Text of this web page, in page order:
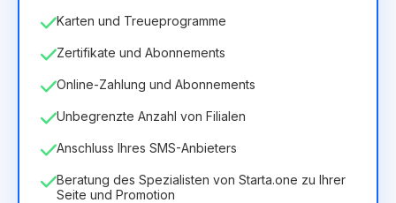
Karten und Treueprogramme
Zertifikate und Abonnements
Online-Zahlung und Abonnements
Unbegrenzte Anzahl von Filialen
Anschluss Ihres SMS-Anbieters
Beratung des Spezialisten von Starta.one zu Ihrer
Seite und Promotion